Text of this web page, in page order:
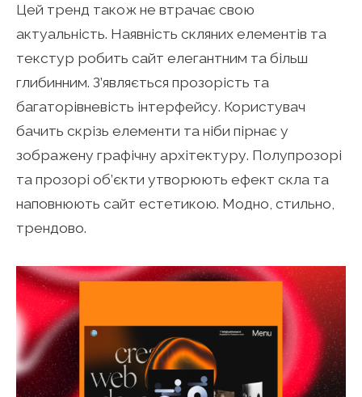
Цей тренд також не втрачає свою
актуальність. Наявність скляних елементів та
текстур робить сайт елегантним та більш
глибинним. З’являється прозорість та
багаторівневість інтерфейсу. Користувач
бачить скрізь елементи та ніби пірнає у
зображену графічну архітектуру. Полупрозорі
та прозорі об’єкти утворюють ефект скла та
наповнюють сайт естетикою. Модно, стильно,
трендово.